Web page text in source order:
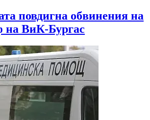
повдигна обвинения на
ВиК-Бургас